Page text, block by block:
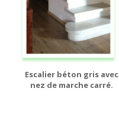
Escalier béton gris avec
nez de marche carré.